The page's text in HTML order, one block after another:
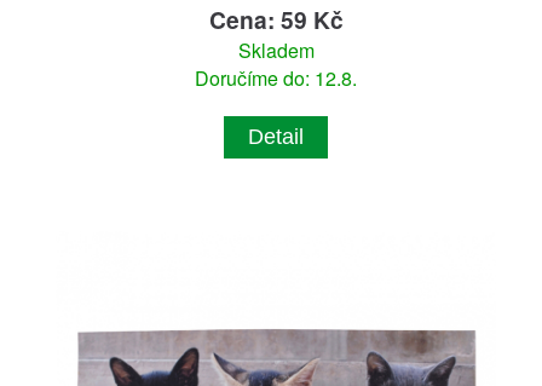
Cena: 59 Kč
Skladem
Doručíme do: 12.8.
Detail